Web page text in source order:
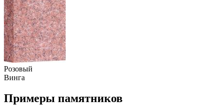
Розовый
Винга
Примеры памятников